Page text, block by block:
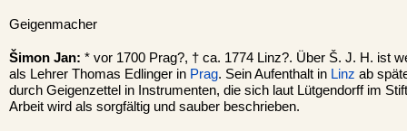
Geigenmacher
Šimon Jan: * vor 1700 Prag?, † ca. 1774 Linz?. Über Š. J. H. ist
als Lehrer Thomas Edlinger in Prag. Sein Aufenthalt in Linz ab
durch Geigenzettel in Instrumenten, die sich laut Lütgendorff im
Arbeit wird als sorgfältig und sauber beschrieben.